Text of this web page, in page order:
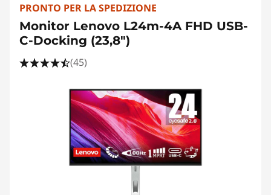
PRONTO PER LA SPEDIZIONE
Monitor Lenovo L24m-4A FHD USB-
C-Docking (23,8")
(45)